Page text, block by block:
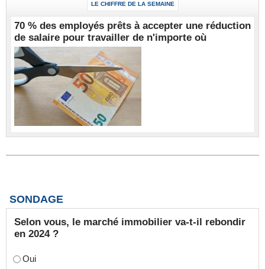
LE CHIFFRE DE LA SEMAINE
70 % des employés prêts à accepter une réduction
de salaire pour travailler de n'importe où
SONDAGE
Selon vous, le marché immobilier va-t-il rebondir
en 2024 ?
Oui